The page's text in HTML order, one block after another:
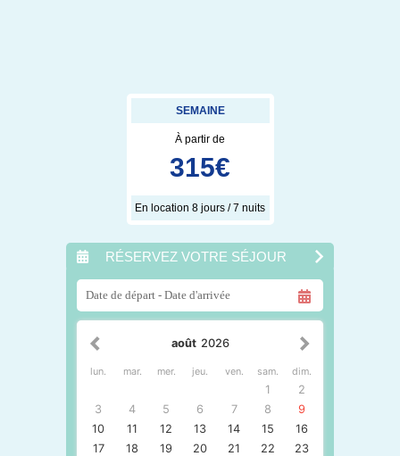
SEMAINE
À partir de
315€
En location 8 jours / 7 nuits
RÉSERVEZ VOTRE SÉJOUR
août 2026
lun. mar. mer. jeu. ven. sam. dim.
1
2
3
4 5 6 7 8
9
10
11 12 13 14 15
16
17
18 19 20 21 22
23